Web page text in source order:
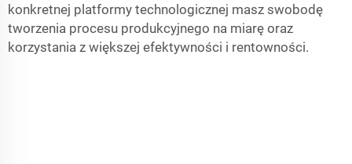
konkretnej platformy technologicznej masz swobodę
tworzenia procesu produkcyjnego na miarę oraz
korzystania z większej efektywności i rentowności.